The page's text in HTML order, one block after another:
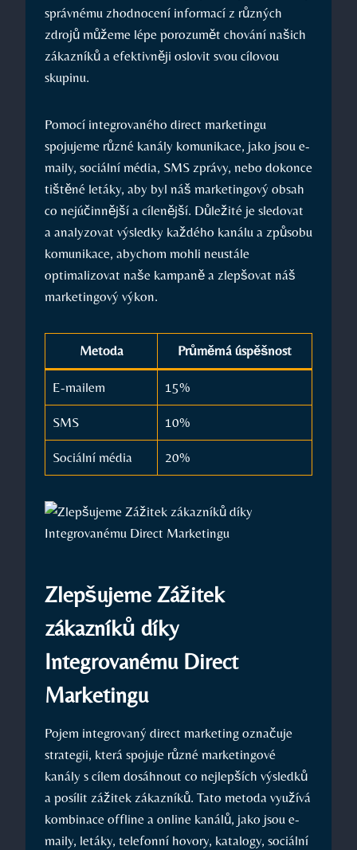
správnému ‍zhodnocení​ informací z různých
zdrojů můžeme lépe porozumět chování našich
zákazníků a efektivněji oslovit svou cílovou
skupinu.
Pomocí integrovaného direct marketingu⁢
spojujeme různé kanály komunikace,‍ jako ‍jsou e-
maily, sociální média, SMS⁢ zprávy, ⁢nebo dokonce
tištěné letáky, aby byl náš marketingový obsah
co nejúčinnější a cílenější. Důležité⁤ je sledovat
a analyzovat ‌výsledky každého kanálu a způsobu
komunikace, abychom‌ mohli⁣ neustále
optimalizovat naše kampaně a zlepšovat náš
marketingový výkon.
Metoda Průměrná úspěšnost
E-mailem 15%
SMS 10%
Sociální média 20%
Zlepšujeme Zážitek
zákazníků díky
Integrovanému Direct
Marketingu
Pojem integrovaný direct marketing označuje
strategii, která spojuje různé marketingové
kanály s cílem dosáhnout co nejlepších výsledků
⁣a posílit zážitek zákazníků. Tato metoda využívá
kombinace ⁤offline a online kanálů, jako jsou e-
maily, letáky, telefonní hovory, katalogy, sociální